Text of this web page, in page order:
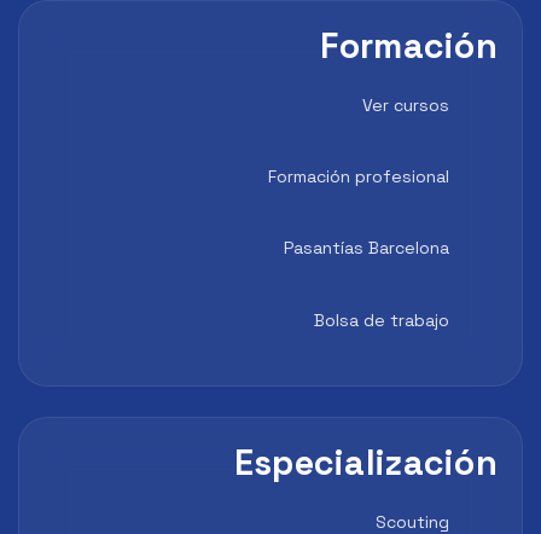
Formación
Ver cursos
Formación profesional
Pasantías Barcelona
Bolsa de trabajo
Especialización
Scouting